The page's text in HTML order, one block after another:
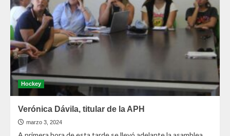
Hockey
Verónica Dávila, titular de la APH
marzo 3, 2024